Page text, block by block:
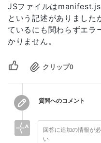
JSファイルは
という記述がありました
ているにも関わらずエラ
かりません。
クリップ0
質問へのコメント